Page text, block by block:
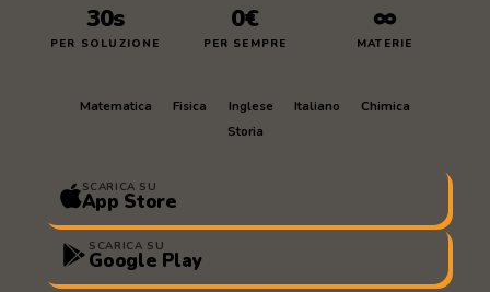
30s
PER SOLUZIONE
0€
PER SEMPRE
∞
MATERIE
Matematica Fisica Inglese Italiano
Chimica
Storia
SCARICA SU
App Store
SCARICA SU
Google Play